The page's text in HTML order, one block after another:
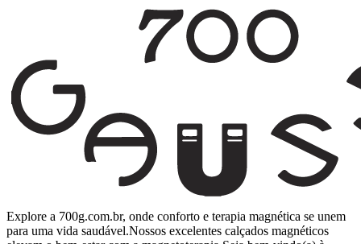
Explore a 700g.com.br, onde conforto e terapia magnética se unem
para uma vida saudável.Nossos excelentes calçados magnéticos